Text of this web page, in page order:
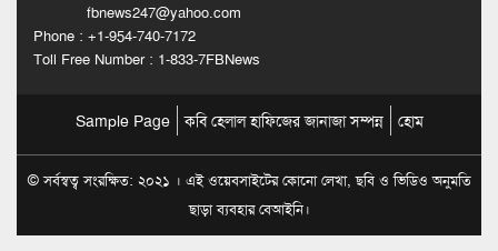
fbnews247@yahoo.com
Phone : +1-954-740-7172
Toll Free Number : 1-833-7FBNews
Sample Page কবি হেলাল হাফিজের জানাজা সম্পন্ন হোম
© সর্বস্বত্ব সংরক্ষিত: ২০২১ । এই ওয়েবসাইটের কোনো লেখা, ছবি ও ভিডিও অনুমতি
ছাড়া ব্যবহার বেআইনি।